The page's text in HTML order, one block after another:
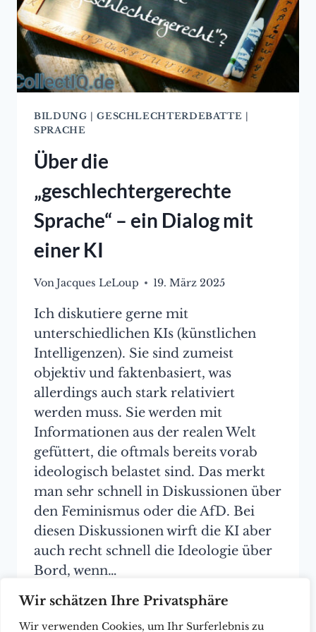
Wir schätzen Ihre Privatsphäre
Wir verwenden Cookies, um Ihr Surferlebnis zu
BILDUNG |GESCHLECHTERDEBATTE |
SPRACHE
Über die
„geschlechtergerechte
Sprache“ – ein Dialog mit
einer KI
VonJacques LeLoup 19. März 2025
Ich diskutiere gerne mit
unterschiedlichen KIs (künstlichen
Intelligenzen). Sie sind zumeist
objektiv und faktenbasiert, was
allerdings auch stark relativiert
werden muss. Sie werden mit
Informationen aus der realen Welt
gefüttert, die oftmals bereits vorab
ideologisch belastet sind. Das merkt
man sehr schnell in Diskussionen über
den Feminismus oder die AfD. Bei
diesen Diskussionen wirft die KI aber
auch recht schnell die Ideologie über
Bord, wenn…
WEITERÜBER